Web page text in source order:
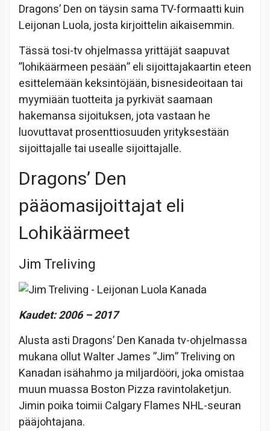
Dragons’ Den on täysin sama TV-formaatti kuin
Leijonan Luola, josta kirjoittelin aikaisemmin.
Tässä tosi-tv ohjelmassa yrittäjät saapuvat
”lohikäärmeen pesään” eli sijoittajakaartin eteen
esittelemään keksintöjään, bisnesideoitaan tai
myymiään tuotteita ja pyrkivät saamaan
hakemansa sijoituksen, jota vastaan he
luovuttavat prosenttiosuuden yrityksestään
sijoittajalle tai usealle sijoittajalle.
Dragons’ Den
pääomasijoittajat eli
Lohikäärmeet
Jim Treliving
Kaudet: 2006 – 2017
Alusta asti Dragons’ Den Kanada tv-ohjelmassa
mukana ollut Walter James ”Jim” Treliving on
Kanadan isähahmo ja miljardööri, joka omistaa
muun muassa Boston Pizza ravintolaketjun.
Jimin poika toimii Calgary Flames NHL-seuran
pääjohtajana.